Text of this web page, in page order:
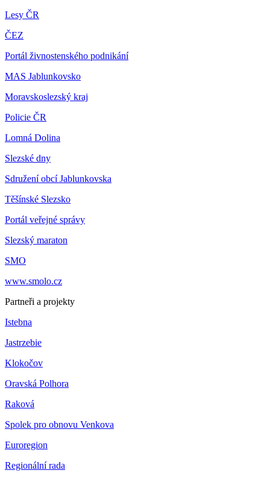
Lesy ČR
ČEZ
Portál živnostenského podnikání
MAS Jablunkovsko
Moravskoslezský kraj
Policie ČR
Lomná Dolina
Slezské dny
Sdružení obcí Jablunkovska
Těšínské Slezsko
Portál veřejné správy
Slezský maraton
SMO
www.smolo.cz
Partneři a projekty
Istebna
Jastrzebie
Klokočov
Oravská Polhora
Raková
Spolek pro obnovu Venkova
Euroregion
Regionální rada